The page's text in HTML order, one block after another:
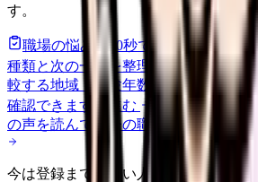
す。
職場の悩みを30秒で診断辞めるべき
種類と次の一歩を整理します。進む
較する地域・経験年数・施設形態から
確認できます。
進む 匿名掲示板
の声を読んで、今の職場だけの問題か
今は登録までしない人向け: 希望条件